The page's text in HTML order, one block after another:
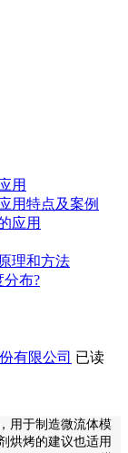
用
用特点及案例
应用
理和方法
分布?
有限公司 已读
，用于制造微流体模
烘烤的建议也适用